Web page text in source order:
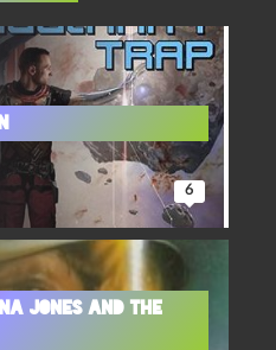
6
Jones and the